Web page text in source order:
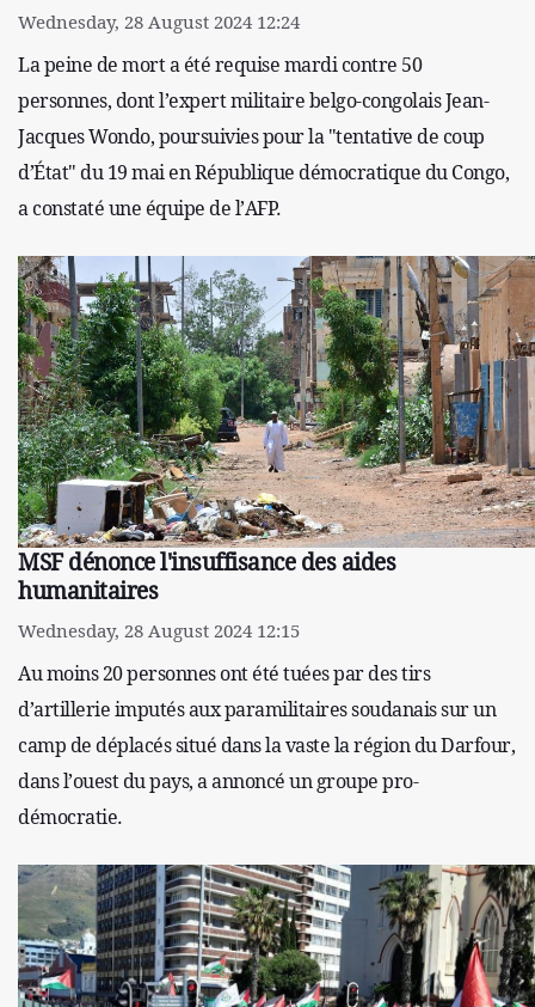
Wednesday, 28 August 2024 12:24
La peine de mort a été requise mardi contre 50
personnes, dont l’expert militaire belgo-congolais Jean-
Jacques Wondo, poursuivies pour la "tentative de coup
d’État" du 19 mai en République démocratique du Congo,
a constaté une équipe de l’AFP.
MSF dénonce l'insuffisance des aides
humanitaires
Wednesday, 28 August 2024 12:15
Au moins 20 personnes ont été tuées par des tirs
d’artillerie imputés aux paramilitaires soudanais sur un
camp de déplacés situé dans la vaste la région du Darfour,
dans l’ouest du pays, a annoncé un groupe pro-
démocratie.